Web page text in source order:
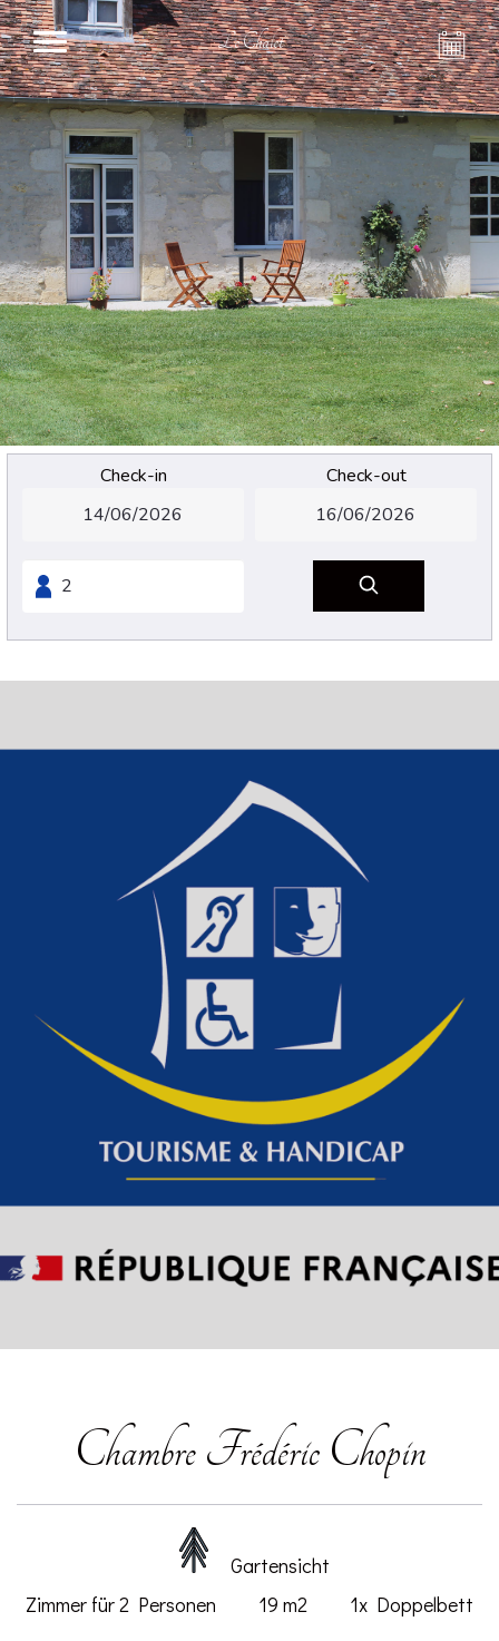
Le Chalet
Check-in Check-out
Chambre Frédéric Chopin
Gartensicht
Zimmer für 2 Personen
19 m2
1x Doppelbett